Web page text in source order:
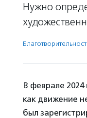
Нужно
В феврале
как движение
был